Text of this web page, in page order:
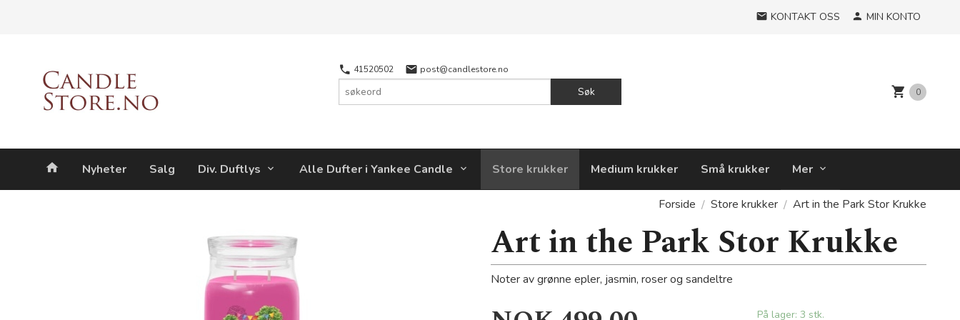
KONTAKT OSS MIN KONTO
41520502 post@candlestore.no
Søk 0
Produkter
Nyheter Salg Div. Duftlys Alle Dufter i Yankee Candle Store krukker Medium krukker Små krukker Mer
Forside Store krukker Art in the Park Stor Krukke
Art in the Park Stor Krukke
Noter av grønne epler, jasmin, roser og sandeltre
På lager: 3 stk.